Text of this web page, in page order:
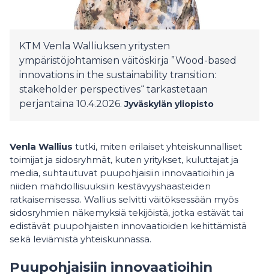
KTM Venla Walliuksen yritysten
ympäristöjohtamisen väitöskirja ”Wood-based
innovations in the sustainability transition:
stakeholder perspectives“ tarkastetaan
perjantaina 10.4.2026. Jyväskylän yliopisto
Venla Wallius tutki, miten erilaiset yhteiskunnalliset
toimijat ja sidosryhmät, kuten yritykset, kuluttajat ja
media, suhtautuvat puupohjaisiin innovaatioihin ja
niiden mahdollisuuksiin kestävyyshaasteiden
ratkaisemisessa. Wallius selvitti väitöksessään myös
sidosryhmien näkemyksiä tekijöistä, jotka estävät tai
edistävät puupohjaisten innovaatioiden kehittämistä
sekä leviämistä yhteiskunnassa.
Puupohjaisiin innovaatioihin